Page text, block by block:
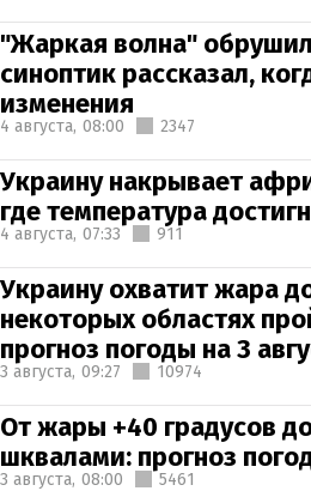
"Жаркая волна"
синоптик рассказал,
изменения
4 августа, 08:00 2347
Украину накрывает
где температура
4 августа, 07:33 911
Украину охватит жара
некоторых областях
прогноз погоды на 3
3 августа, 09:27 10974
От жары +40 градусов
шквалами: прогноз
3 августа, 08:00 5461